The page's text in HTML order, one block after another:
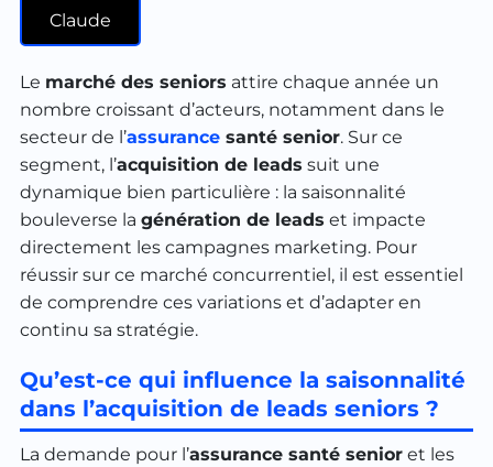
Claude
Le marché des seniors attire chaque année un
nombre croissant d’acteurs, notamment dans le
secteur de l’assurancesanté senior. Sur ce
segment, l’acquisition de leads suit une
dynamique bien particulière : la saisonnalité
bouleverse la génération de leads et impacte
directement les campagnes marketing. Pour
réussir sur ce marché concurrentiel, il est essentiel
de comprendre ces variations et d’adapter en
continu sa stratégie.
Qu’est-ce qui influence la saisonnalité
dans l’acquisition de leads seniors ?
La demande pour l’assurance santé senioret les